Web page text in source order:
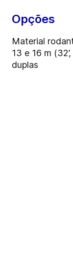
Opções
Material
13 e 16 m
duplas